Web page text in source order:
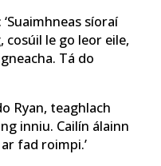
síoraí
le go leor eile,
Tá do
Ryan, teaghlach
inniu. Cailín álainn
fad roimpi.’